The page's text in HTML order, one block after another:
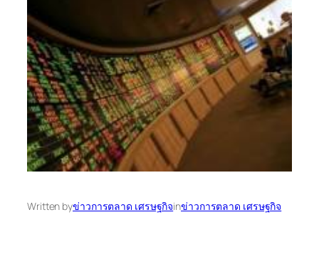
Written byข่าวการตลาด เศรษฐกิจinข่าวการตลาด เศรษฐกิจ